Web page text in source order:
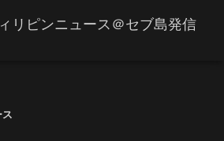
リピンニュース＠セブ島発信
ス